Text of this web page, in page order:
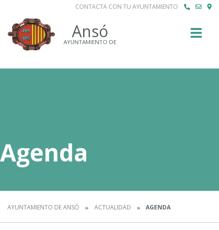
CONTACTA CON TU AYUNTAMIENTO
Ansó
AYUNTAMIENTO DE
Agenda
AYUNTAMIENTO DE ANSÓ ACTUALIDAD AGENDA